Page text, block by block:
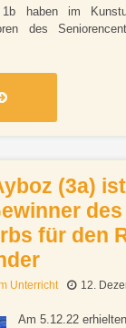
haben im
des
(3a) ist
des
für den
Unterricht 12.
Am 5.12.22